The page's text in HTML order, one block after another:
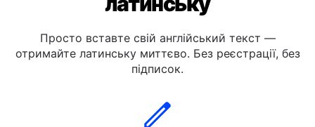
Як перекласти Українську на
латинську
Просто вставте свій англійський текст —
підписок.